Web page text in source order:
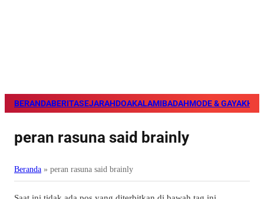
BERANDABERITASEJARAHDOAKALAMIBADAHMODE & GAYA
peran rasuna said brainly
Beranda » peran rasuna said brainly